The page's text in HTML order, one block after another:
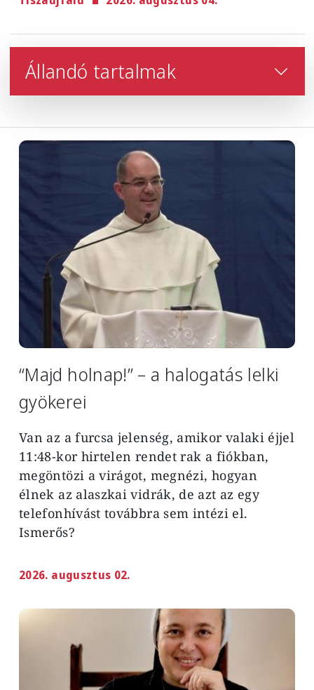
Állandó tartalmak
Image
“Majd holnap!” – a halogatás lelki
gyökerei
Van az a furcsa jelenség, amikor valaki éjjel
11:48-kor hirtelen rendet rak a fiókban,
megöntözi a virágot, megnézi, hogyan
élnek az alaszkai vidrák, de azt az egy
telefonhívást továbbra sem intézi el.
Ismerős?
2026. augusztus 02.
Image